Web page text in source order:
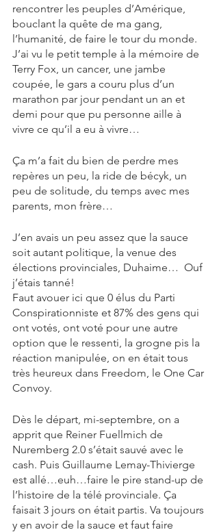
rencontrer les peuples d’Amérique,
bouclant la quête de ma gang,
l’humanité, de faire le tour du monde.
J’ai vu le petit temple à la mémoire de
Terry Fox, un cancer, une jambe
coupée, le gars a couru plus d’un
marathon par jour pendant un an et
demi pour que pu personne aille à
vivre ce qu’il a eu à vivre…
Ça m’a fait du bien de perdre mes
repères un peu, la ride de bécyk, un
peu de solitude, du temps avec mes
parents, mon frère…
J’en avais un peu assez que la sauce
soit autant politique, la venue des
élections provinciales, Duhaime…  Ouf
j’étais tanné!
Faut avouer ici que 0 élus du Parti
Conspirationniste et 87% des gens qui
ont votés, ont voté pour une autre
option que le ressenti, la grogne pis la
réaction manipulée, on en était tous
très heureux dans Freedom, le One Car
Convoy.
Dès le départ, mi-septembre, on a
apprit que Reiner Fuellmich de
Nuremberg 2.0 s’était sauvé avec le
cash. Puis Guillaume Lemay-Thivierge
est allé…euh…faire le pire stand-up de
l’histoire de la télé provinciale. Ça
faisait 3 jours on était partis. Va toujours
y en avoir de la sauce et faut faire